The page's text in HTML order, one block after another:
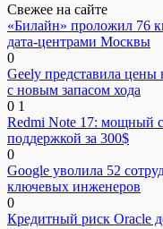
Свежее на сайте
«Билайн» проложил 76
дата-центрами Москвы
0
Geely представила
с новым запасом хода
0 1
Redmi Note 17: мощный
поддержкой за 300$
0
Google уволила 52
ключевых инженеров
0
Кредитный риск Oracle